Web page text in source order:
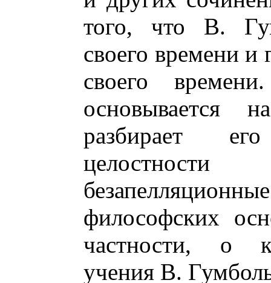
того, что В.
своего времени и
своего
основывается
разбирает
философских
частности, о
учения В.